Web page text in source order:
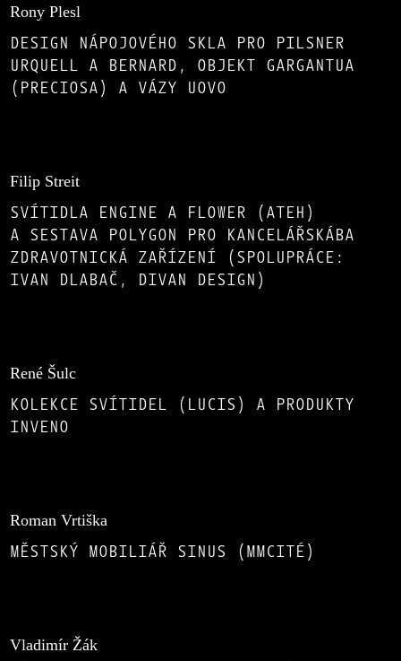
Rony Plesl
DESIGN NÁPOJOVÉHO SKLA PRO PILSNER
URQUELL A BERNARD, OBJEKT GARGANTUA
(PRECIOSA) A VÁZY UOVO
Filip Streit
SVÍTIDLA ENGINE A FLOWER (ATEH)
A SESTAVA POLYGON PRO KANCELÁŘSKÁBA
ZDRAVOTNICKÁ ZAŘÍZENÍ (SPOLUPRÁCE:
IVAN DLABAČ, DIVAN DESIGN)
René Šulc
KOLEKCE SVÍTIDEL (LUCIS) A PRODUKTY
INVENO
Roman Vrtiška
MĚSTSKÝ MOBILIÁŘ SINUS (MMCITÉ)
Vladimír Žák